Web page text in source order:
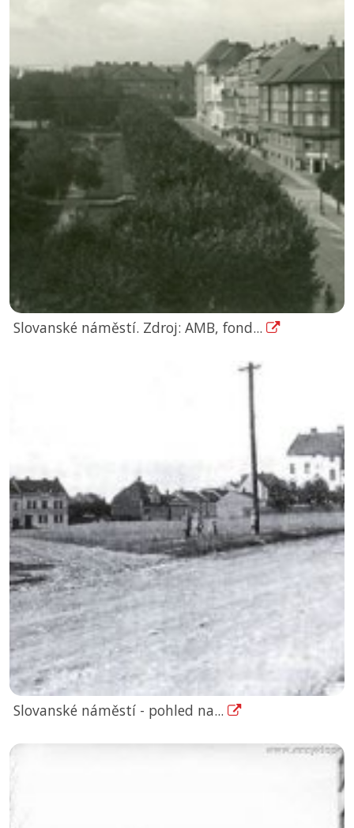
Slovanské náměstí. Zdroj: AMB, fond...
Slovanské náměstí - pohled na...